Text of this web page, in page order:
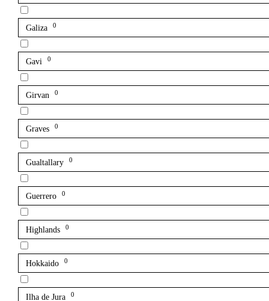
Galiza 0
Gavi 0
Girvan 0
Graves 0
Gualtallary 0
Guerrero 0
Highlands 0
Hokkaido 0
Ilha de Jura 0